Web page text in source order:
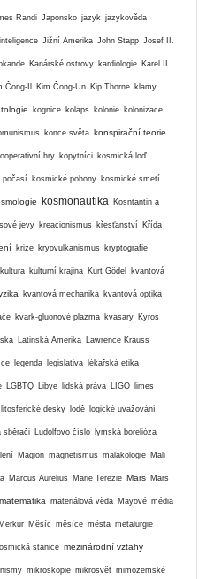
Randi Japonsko jazyk jazykověda
Jižní Amerika John Stapp Josef II.
Kanárské ostrovy kardiologie Karel II.
Čong-Il Kim Čong-Un Kip Thorne klamy
kognice kolaps kolonie kolonizace
konce světa konspirační teorie
hry kopytníci kosmická loď
počasí kosmické pohony kosmické smetí
kosmonautika Kosntantin a
jevy kreacionismus křesťanství Křída
krize kryovulkanismus kryptografie
kultura kulturní krajina Kurt Gödel kvantová
kvantová mechanika kvantová optika
kvark-gluonové plazma kvasary Kyros
Latinská Amerika Lawrence Krauss
legenda legislativa lékařská etika
LGBTQ Libye lidská práva LIGO limes
litosferické desky lodě logické uvažování
sběrači Ludolfovo číslo lymská borelióza
Magion magnetismus malakologie Mali
Marcus Aurelius Marie Terezie Mars Mars
matematika materiálová věda Mayové média
Merkur Měsíc měsíce města metalurgie
stanice mezinárodní vztahy
mikroskopie mikrosvět mimozemské